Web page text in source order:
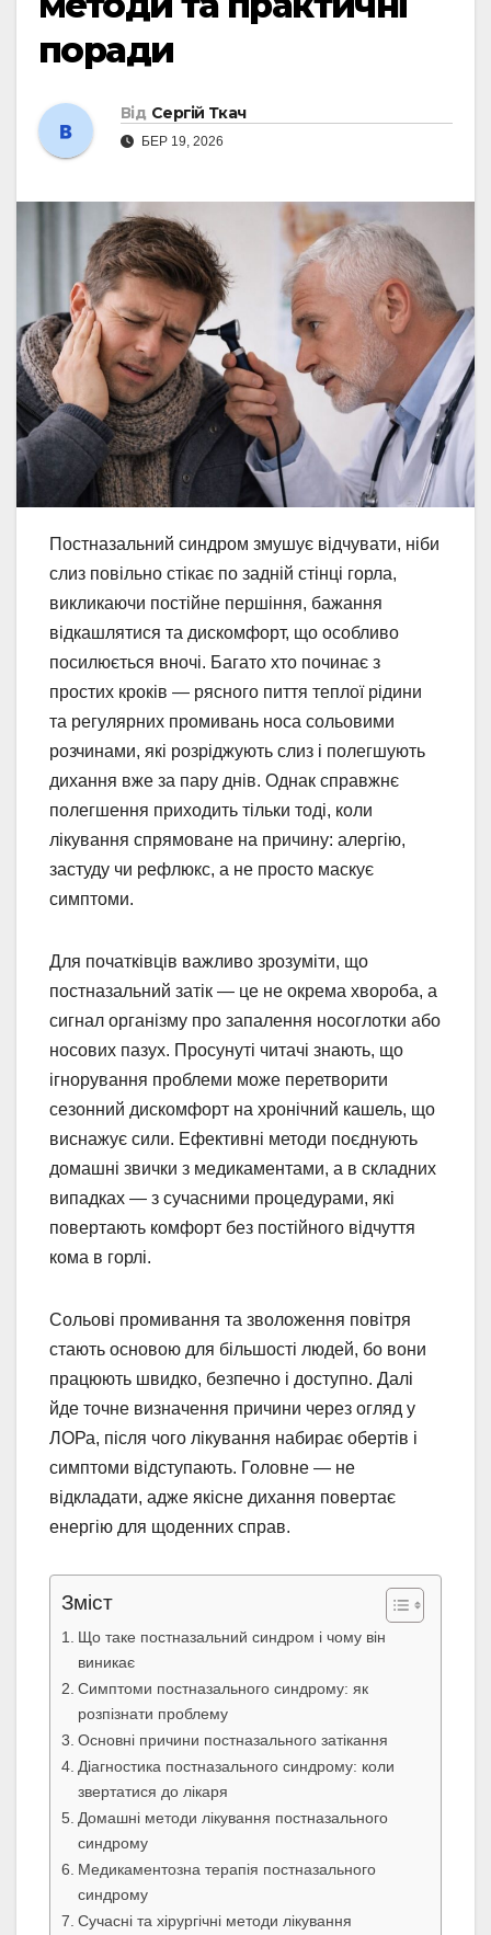
поради
Від Сергій Ткач
БЕР 19, 2026
Постназальний синдром змушує відчувати, ніби
слиз повільно стікає по задній стінці горла,
викликаючи постійне першіння, бажання
відкашлятися та дискомфорт, що особливо
посилюється вночі. Багато хто починає з
простих кроків — рясного пиття теплої рідини
та регулярних промивань носа сольовими
розчинами, які розріджують слиз і полегшують
дихання вже за пару днів. Однак справжнє
полегшення приходить тільки тоді, коли
лікування спрямоване на причину: алергію,
застуду чи рефлюкс, а не просто маскує
симптоми.
Для початківців важливо зрозуміти, що
постназальний затік — це не окрема хвороба, а
сигнал організму про запалення носоглотки або
носових пазух. Просунуті читачі знають, що
ігнорування проблеми може перетворити
сезонний дискомфорт на хронічний кашель, що
виснажує сили. Ефективні методи поєднують
домашні звички з медикаментами, а в складних
випадках — з сучасними процедурами, які
повертають комфорт без постійного відчуття
кома в горлі.
Сольові промивання та зволоження повітря
стають основою для більшості людей, бо вони
працюють швидко, безпечно і доступно. Далі
йде точне визначення причини через огляд у
ЛОРа, після чого лікування набирає обертів і
симптоми відступають. Головне — не
відкладати, адже якісне дихання повертає
енергію для щоденних справ.
Зміст
Що таке постназальний синдром і чому він
виникає
Симптоми постназального синдрому: як
розпізнати проблему
Основні причини постназального затікання
Діагностика постназального синдрому: коли
звертатися до лікаря
Домашні методи лікування постназального
синдрому
Медикаментозна терапія постназального
синдрому
Сучасні та хірургічні методи лікування